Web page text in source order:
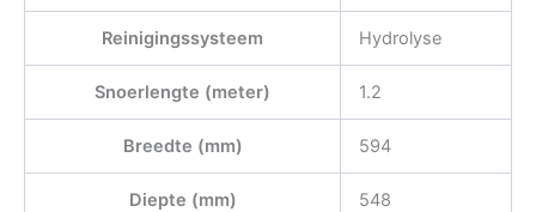
Reinigingssysteem Hydrolyse
Snoerlengte (meter) 1.2
Breedte (mm) 594
Diepte (mm) 548